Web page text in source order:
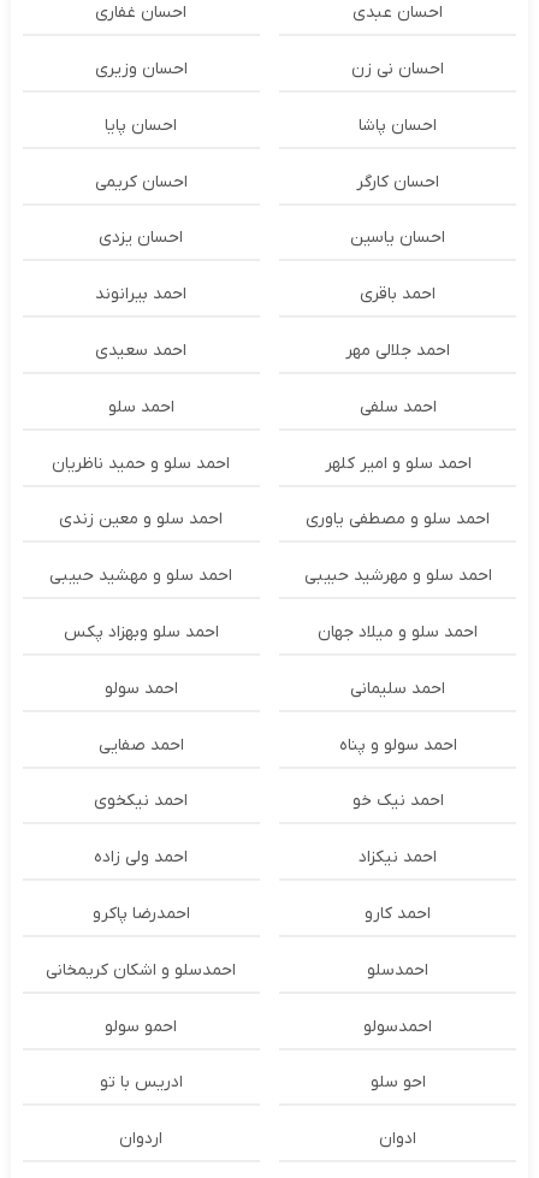
احسان عبدی احسان غفاری
احسان نی زن احسان وزیری
احسان پاشا احسان پایا
احسان کارگر احسان کریمی
احسان یاسین احسان یزدی
احمد باقری احمد بیرانوند
احمد جلالی مهر احمد سعیدی
احمد سلفی احمد سلو
احمد سلو و امیر کلهر احمد سلو و حمید ناظریان
احمد سلو و مصطفی یاوری احمد سلو و معین زندی
احمد سلو و مهرشید حبیبی احمد سلو و مهشید حبیبی
احمد سلو و میلاد جهان احمد سلو وبهزاد پکس
احمد سلیمانی احمد سولو
احمد سولو و پناه احمد صفایی
احمد نیک خو احمد نیکخوی
احمد نیکزاد احمد ولی زاده
احمد کارو احمدرضا پاکرو
احمدسلو احمدسلو و اشکان کریمخانی
احمدسولو احمو سولو
احو سلو ادریس با تو
ادوان اردوان